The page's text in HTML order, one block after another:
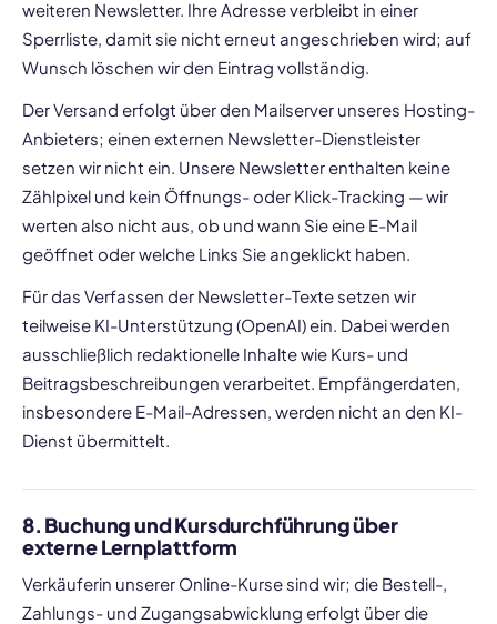
weiteren Newsletter. Ihre Adresse verbleibt in einer
Sperrliste, damit sie nicht erneut angeschrieben wird; auf
Wunsch löschen wir den Eintrag vollständig.
Der Versand erfolgt über den Mailserver unseres Hosting-
Anbieters; einen externen Newsletter-Dienstleister
setzen wir nicht ein. Unsere Newsletter enthalten keine
Zählpixel und kein Öffnungs- oder Klick-Tracking — wir
werten also nicht aus, ob und wann Sie eine E-Mail
geöffnet oder welche Links Sie angeklickt haben.
Für das Verfassen der Newsletter-Texte setzen wir
teilweise KI-Unterstützung (OpenAI) ein. Dabei werden
ausschließlich redaktionelle Inhalte wie Kurs- und
Beitragsbeschreibungen verarbeitet. Empfängerdaten,
insbesondere E-Mail-Adressen, werden nicht an den KI-
Dienst übermittelt.
8. Buchung und Kursdurchführung über
externe Lernplattform
Verkäuferin unserer Online-Kurse sind wir; die Bestell-,
Zahlungs- und Zugangsabwicklung erfolgt über die